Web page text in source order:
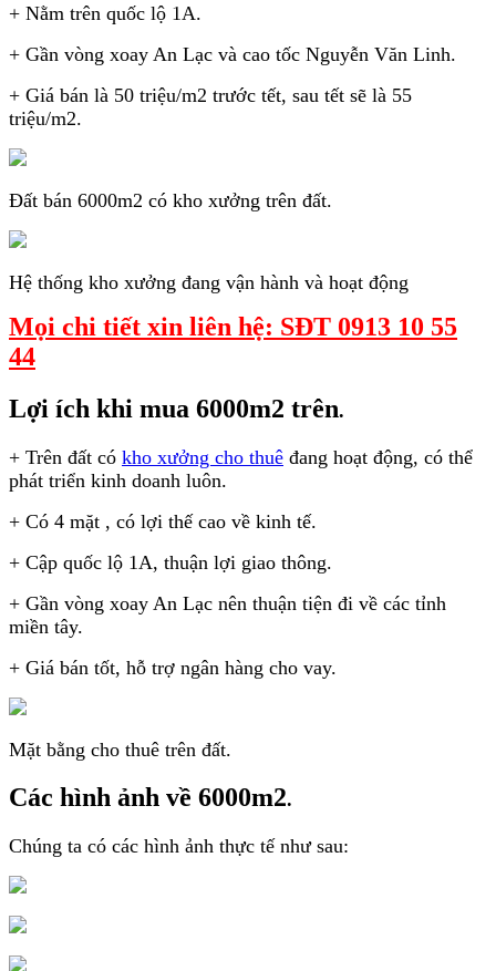
+ Nằm trên quốc lộ 1A.
+ Gần vòng xoay An Lạc và cao tốc Nguyễn Văn Linh.
+ Giá bán là 50 triệu/m2 trước tết, sau tết sẽ là 55
triệu/m2.
Đất bán 6000m2 có kho xưởng trên đất.
Hệ thống kho xưởng đang vận hành và hoạt động
Mọi chi tiết xin liên hệ: SĐT 0913 10 55
44
Lợi ích khi mua 6000m2 trên.
+ Trên đất có kho xưởng cho thuê đang hoạt động, có thể
phát triển kinh doanh luôn.
+ Có 4 mặt , có lợi thế cao về kinh tế.
+ Cập quốc lộ 1A, thuận lợi giao thông.
+ Gần vòng xoay An Lạc nên thuận tiện đi về các tỉnh
miền tây.
+ Giá bán tốt, hỗ trợ ngân hàng cho vay.
Mặt bằng cho thuê trên đất.
Các hình ảnh về 6000m2.
Chúng ta có các hình ảnh thực tế như sau: